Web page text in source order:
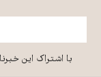
با اشتراک این